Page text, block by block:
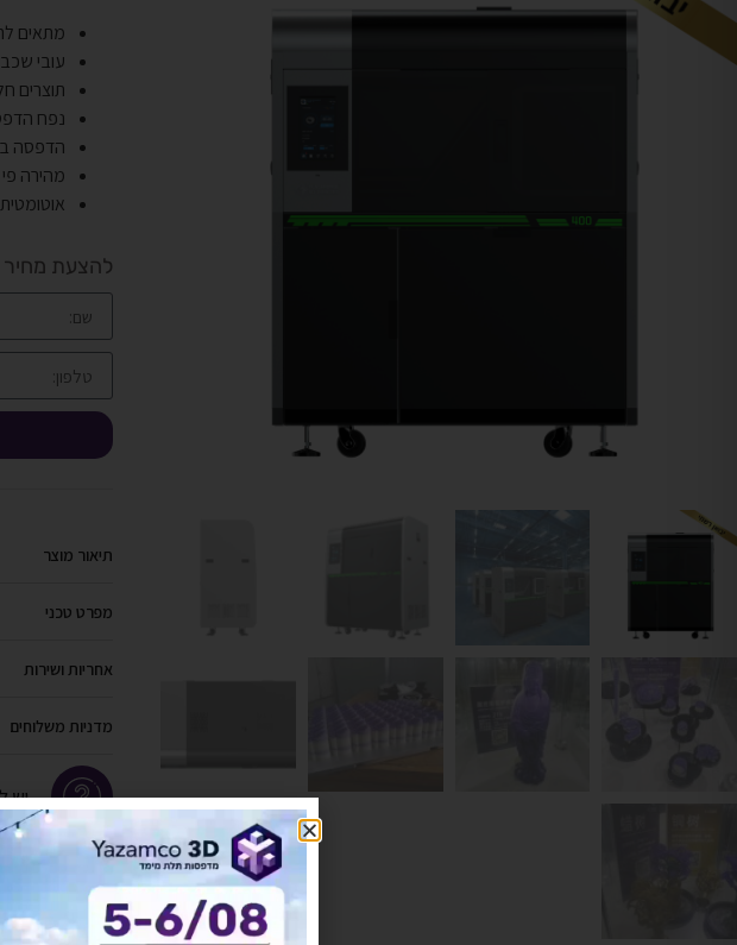
מתאים
עובי שכבה 16 מיקרון
תוצרים
נפח
הדפסה ב-100% שעווה. תומכות מחומר גלם
מהירה פי 2 מהמתחרים
להצעת מחיר
תיאור מוצר
מפרט טכני
אחריות ושירות
מדניות משלוחים
יש
לחץ